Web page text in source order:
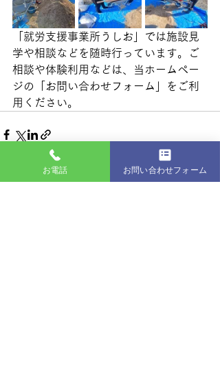
「就労支援事業所うしお」では施設見
学や相談などを随時行っています。ご
相談や体験利用などは、当ホームペー
ジの「お問い合わせフォーム」をご利
用ください。
お電話 お問い合わせフォーム